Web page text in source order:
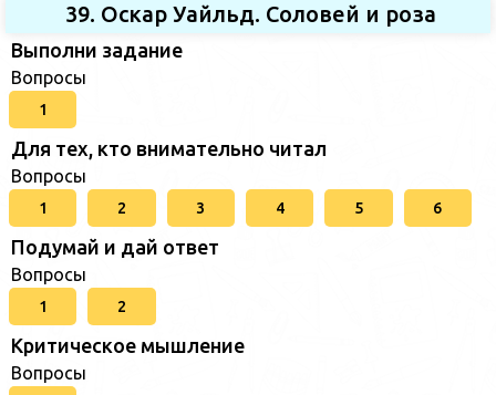
39. Оскар Уайльд. Соловей и роза
Выполни задание
Вопросы
1
Для тех, кто внимательно читал
Вопросы
1 2 3 4 5 6
Подумай и дай ответ
Вопросы
1 2
Критическое мышление
Вопросы